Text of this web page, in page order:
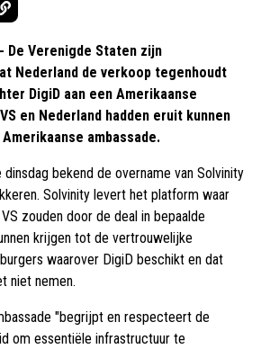
- De Verenigde Staten zijn
Nederland de verkoop tegenhoudt
DigiD aan een Amerikaanse
en Nederland hadden eruit kunnen
ambassade.
bekend de overname van Solvinity
Solvinity levert het platform waar
zouden door de deal in bepaalde
krijgen tot de vertrouwelijke
waarover DigiD beschikt en dat
niet nemen.
"begrijpt en respecteert de
om essentiële infrastructuur te